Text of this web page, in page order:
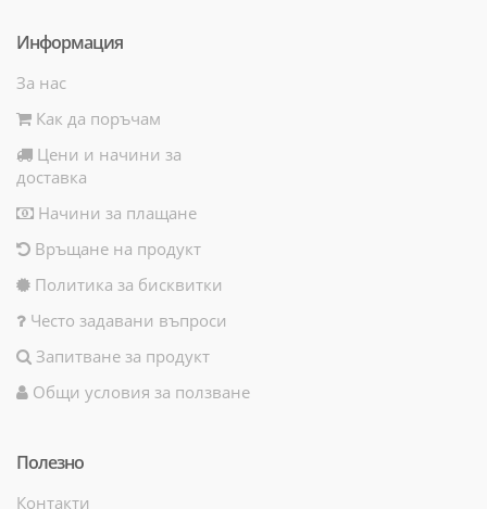
Информация
За нас
Как да поръчам
Цени и начини за
доставка
Начини за плащане
Връщане на продукт
Политика за бисквитки
Често задавани въпроси
Запитване за продукт
Общи условия за ползване
Полезно
Контакти